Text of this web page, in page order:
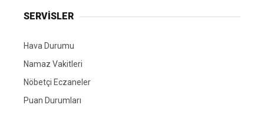
SERVİSLER
Hava Durumu
Namaz Vakitleri
Nöbetçi Eczaneler
Puan Durumları